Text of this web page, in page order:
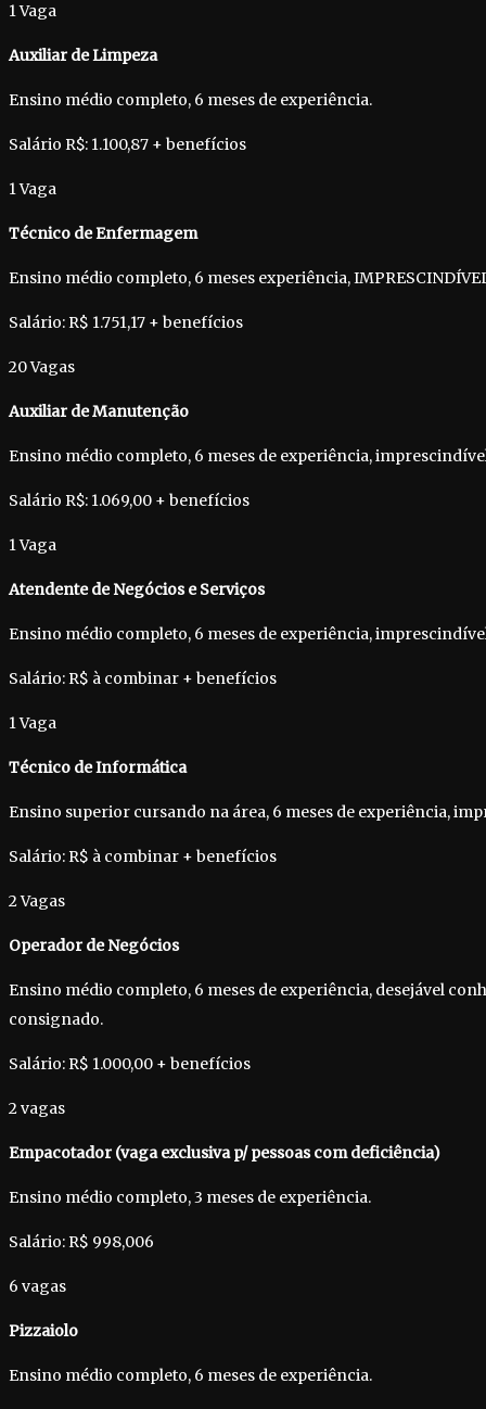
1 Vaga
Auxiliar de Limpeza
Ensino médio completo, 6 meses de experiência.
Salário R$: 1.100,87 + benefícios
1 Vaga
Técnico de Enfermagem
Ensino médio completo, 6 meses experiência,
Salário: R$ 1.751,17 + benefícios
20 Vagas
Auxiliar de Manutenção
Ensino médio completo, 6 meses de experiência,
Salário R$: 1.069,00 + benefícios
1 Vaga
Atendente de Negócios e Serviços
Ensino médio completo, 6 meses de experiência,
Salário: R$ à combinar + benefícios
1 Vaga
Técnico de Informática
Ensino superior cursando na área, 6 meses de experiência,
Salário: R$ à combinar + benefícios
2 Vagas
Operador de Negócios
Ensino médio completo, 6 meses de experiência, desejável
consignado.
Salário: R$ 1.000,00 + benefícios
2 vagas
Empacotador (vaga exclusiva p/ pessoas com deficiência)
Ensino médio completo, 3 meses de experiência.
Salário: R$ 998,006
6 vagas
Pizzaiolo
Ensino médio completo, 6 meses de experiência.